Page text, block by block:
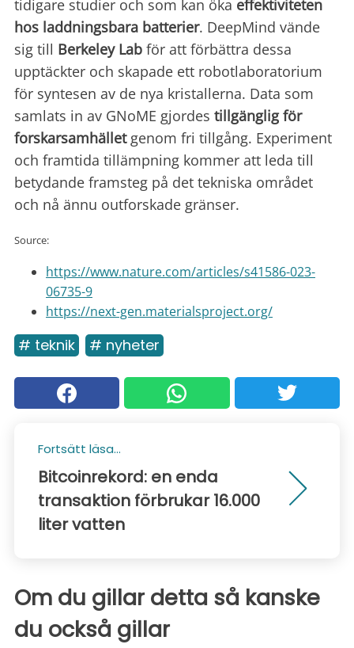
tidigare studier och som kan öka effektiviteten
hos laddningsbara batterier. DeepMind vände
sig till Berkeley Lab för att förbättra dessa
upptäckter och skapade ett robotlaboratorium
för syntesen av de nya kristallerna. Data som
samlats in av GNoME gjordes tillgänglig för
forskarsamhälletgenom fri tillgång. Experiment
och framtida tillämpning kommer att leda till
betydande framsteg på det tekniska området
och nå ännu outforskade gränser.
Source:
https://www.nature.com/articles/s41586-023-
06735-9
https://next-gen.materialsproject.org/
# teknik # nyheter
Fortsätt läsa...
Bitcoinrekord: en enda
transaktion förbrukar 16.000
liter vatten
Om du gillar detta så kanske
du också gillar